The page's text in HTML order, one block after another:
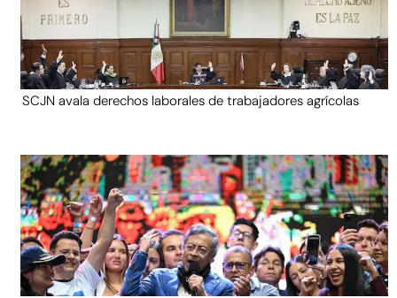
SCJN avala derechos laborales de trabajadores agrícolas